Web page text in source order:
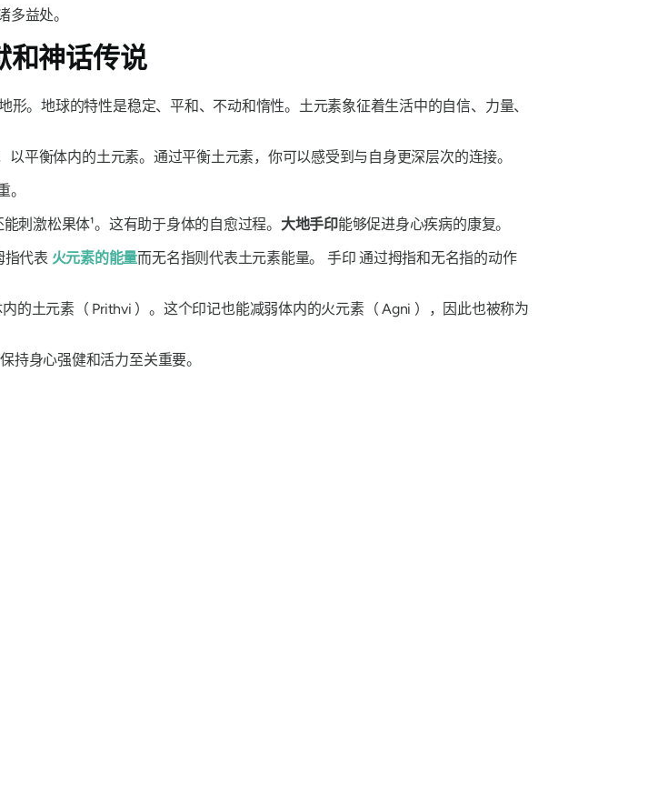
益处。
和神话传说
。地球的特性是稳定、平和、不动和惰性。土元素象征着生活中的自信、力量、
平衡体内的土元素。通过平衡土元素，你可以感受到与自身更深层次的连接。
刺激松果体¹。这有助于身体的自愈过程。 大地手印能够促进身心疾病的康复。
指代表 火元素的能量而无名指则代表土元素能量。 手印 通过拇指和无名指的动作
的土元素（ Prithvi ）。这个印记也能减弱体内的火元素（Agni ），因此也被称为
持身心强健和活力至关重要。